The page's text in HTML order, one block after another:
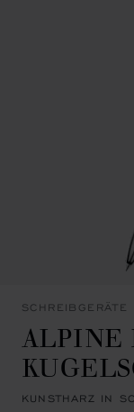
SCHREIBGERÄTE
ALPINE
KUNSTHARZ IN